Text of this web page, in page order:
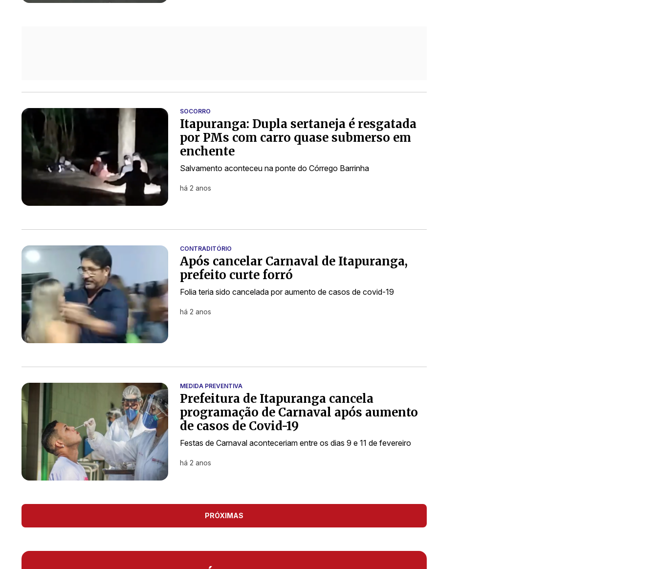
SOCORRO
Itapuranga: Dupla sertaneja é resgatada
por PMs com carro quase submerso em
enchente
Salvamento aconteceu na ponte do Córrego Barrinha
há 2 anos
CONTRADITÓRIO
Após cancelar Carnaval de Itapuranga,
prefeito curte forró
Folia teria sido cancelada por aumento de casos de covid-19
há 2 anos
MEDIDA PREVENTIVA
Prefeitura de Itapuranga cancela
programação de Carnaval após aumento
de casos de Covid-19
Festas de Carnaval aconteceriam entre os dias 9 e 11 de fevereiro
há 2 anos
PRÓXIMAS